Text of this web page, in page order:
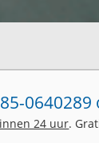
24 uur.